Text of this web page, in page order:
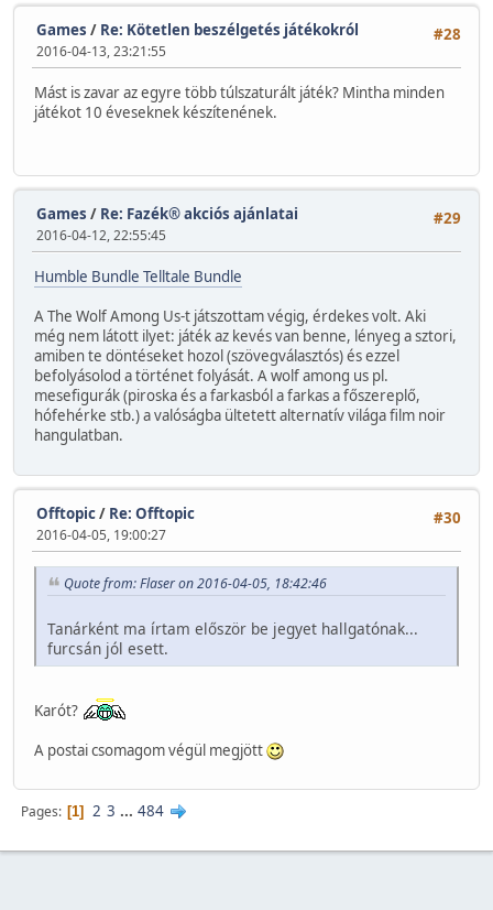
#28
Games / Re: Kötetlen beszélgetés játékokról
2016-04-13, 23:21:55
Mást is zavar az egyre több túlszaturált játék? Mintha minden
játékot 10 éveseknek készítenének.
#29
Games / Re: Fazék® akciós ajánlatai
2016-04-12, 22:55:45
Humble Bundle Telltale Bundle
A The Wolf Among Us-t játszottam végig, érdekes volt. Aki
még nem látott ilyet: játék az kevés van benne, lényeg a sztori,
amiben te döntéseket hozol (szövegválasztós) és ezzel
befolyásolod a történet folyását. A wolf among us pl.
mesefigurák (piroska és a farkasból a farkas a főszereplő,
hófehérke stb.) a valóságba ültetett alternatív világa film noir
hangulatban.
#30
Offtopic/ Re: Offtopic
2016-04-05, 19:00:27
Quote from: Flaser on 2016-04-05, 18:42:46
Tanárként ma írtam először be jegyet hallgatónak...
furcsán jól esett.
Karót?
A postai csomagom végül megjött
Pages 1 2 3 ... 484